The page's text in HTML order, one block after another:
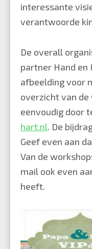
interessante
verantwoorde
De overall
partner Hand en
afbeelding voor
overzicht van de
eenvoudig door
hart.nl. De
Geef even aan
Van de
mail ook even
heeft.